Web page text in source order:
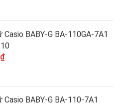
Casio BABY-G BA-110GA-7A1
Casio BABY-G BA-110-7A1